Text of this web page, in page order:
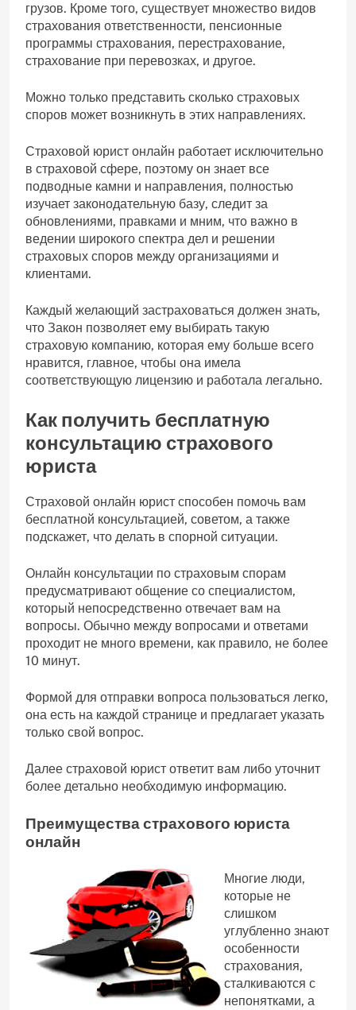
грузов. Кроме того, существует множество видов
страхования ответственности, пенсионные
программы страхования, перестрахование,
страхование при перевозках, и другое.
Можно только представить сколько страховых
споров может возникнуть в этих направлениях.
Страховой юрист онлайн работает исключительно
в страховой сфере, поэтому он знает все
подводные камни и направления, полностью
изучает законодательную базу, следит за
обновлениями, правками и мним, что важно в
ведении широкого спектра дел и решении
страховых споров между организациями и
клиентами.
Каждый желающий застраховаться должен знать,
что Закон позволяет ему выбирать такую
страховую компанию, которая ему больше всего
нравится, главное, чтобы она имела
соответствующую лицензию и работала легально.
Как получить бесплатную
консультацию страхового
юриста
Страховой онлайн юрист способен помочь вам
бесплатной консультацией, советом, а также
подскажет, что делать в спорной ситуации.
Онлайн консультации по страховым спорам
предусматривают общение со специалистом,
который непосредственно отвечает вам на
вопросы. Обычно между вопросами и ответами
проходит не много времени, как правило, не более
10 минут.
Формой для отправки вопроса пользоваться легко,
она есть на каждой странице и предлагает указать
только свой вопрос.
Далее страховой юрист ответит вам либо уточнит
более детально необходимую информацию.
Преимущества страхового юриста
онлайн
Многие люди,
которые не
слишком
углубленно знают
особенности
страхования,
сталкиваются с
непонятками, а